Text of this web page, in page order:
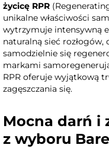
życicę RPR
unikalne właściwości
wytrzymuje intensywną
naturalną sieć
samodzielnie się
markami
RPR oferuje wyjątkową
zagęszczania się.
Mocna darń i
z wyboru